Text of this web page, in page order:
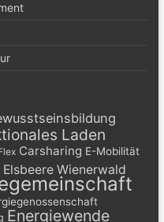
Laden
Carsharing E-Mobilität
Elsbeere Wienerwald
Energiewende